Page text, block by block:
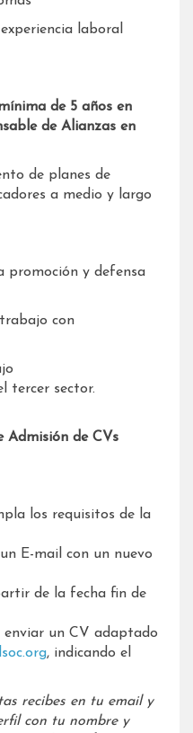
laboral
de 5 años en
de Alianzas en
de planes de
a medio y largo
promoción y defensa
con
tercer sector.
Admisión de CVs
los requisitos de la
E-mail con un nuevo
de la fecha fin de
enviar un CV adaptado
, indicando el
recibes en tu email y
con tu nombre y